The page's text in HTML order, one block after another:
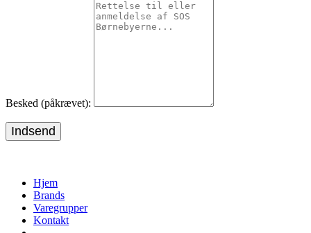
Besked (påkrævet):
Indsend
Hjem
Brands
Varegrupper
Kontakt